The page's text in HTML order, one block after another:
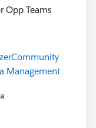
Management